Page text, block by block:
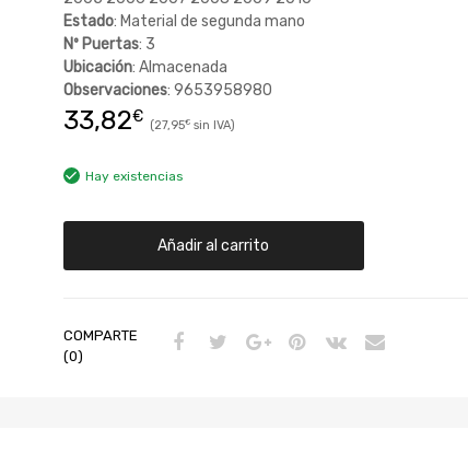
Estado: Material de segunda mano
Nº Puertas: 3
Ubicación: Almacenada
Observaciones: 9653958980
33,82€ 27,95€
Hay existencias
Añadir al carrito
COMPARTE
(0)